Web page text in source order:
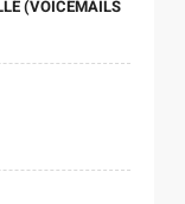
(VOICEMAILS